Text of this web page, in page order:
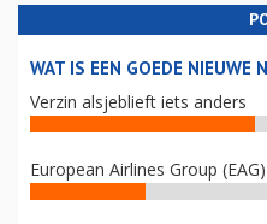
WAT IS EEN GOEDE NIEUWE
Verzin alsjeblieft iets anders
European Airlines Group (EAG)